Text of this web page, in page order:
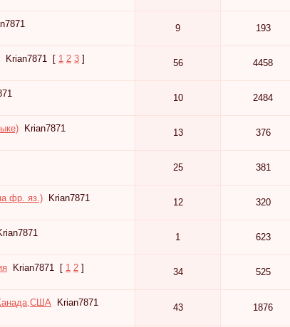
9 193
Krian7871 [ 1 2 3 ] 56 4458
10 2484
Krian7871 13 376
25 381
фр. яз.) Krian7871 12 320
1 623
Krian7871 [ 1 2 ] 34 525
Krian7871
43 1876